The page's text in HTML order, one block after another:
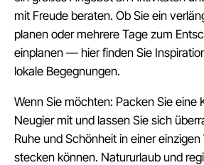
mit Freude beraten. Ob Sie ein
planen oder mehrere Tage zum
einplanen — hier finden Sie
lokale Begegnungen.
Wenn Sie möchten: Packen Sie eine
Neugier mit und lassen Sie sich
Ruhe und Schönheit in einer
stecken können. Natururlaub und